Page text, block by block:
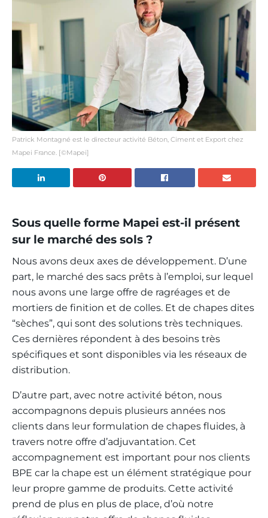
Patrick Montagné est le directeur activité Béton, Ciment et Export chez
Mapei France. [©Mapei]
Sous quelle forme Mapei est-il présent
sur le marché des sols ?
Nous avons deux axes de développement. D’une
part, le marché des sacs prêts à l’emploi, sur lequel
nous avons une large offre de ragréages et de
mortiers de finition et de colles. Et de chapes dites
“sèches”, qui sont des solutions très techniques.
Ces dernières répondent à des besoins très
spécifiques et sont disponibles via les réseaux de
distribution.
D’autre part, avec notre activité béton, nous
accompagnons depuis plusieurs années nos
clients dans leur formulation de chapes fluides, à
travers notre offre d’adjuvantation. Cet
accompagnement est important pour nos clients
BPE car la chape est un élément stratégique pour
leur propre gamme de produits. Cette activité
prend de plus en plus de place, d’où notre